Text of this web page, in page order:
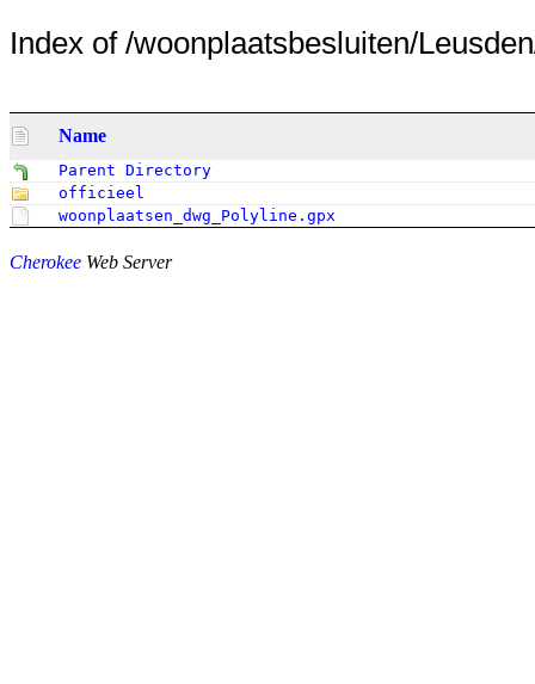
Index of /woonplaatsbesluiten/
Name
Parent Directory
officieel
woonplaatsen_dwg_Polyline.gpx
Cherokee Web Server